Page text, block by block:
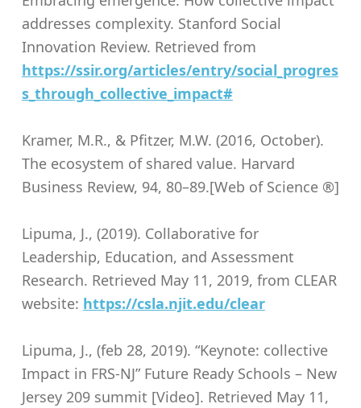
addresses complexity. Stanford Social
Innovation Review. Retrieved from
https://ssir.org/articles/entry/social_progres
s_through_collective_impact#
Kramer, M.R., & Pfitzer, M.W. (2016, October).
The ecosystem of shared value. Harvard
Business Review, 94, 80–89.[Web of Science ®]
Lipuma, J., (2019). Collaborative for
Leadership, Education, and Assessment
Research. Retrieved May 11, 2019, from CLEAR
website: https://csla.njit.edu/clear
Lipuma, J., (feb 28, 2019). “Keynote: collective
Impact in FRS-NJ” Future Ready Schools – New
Jersey 209 summit [Video]. Retrieved May 11,